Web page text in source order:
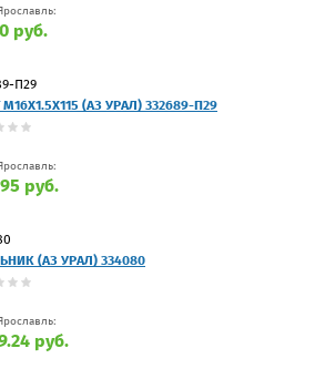
руб.
П29
(АЗ УРАЛ) 332689-П29
руб.
(АЗ УРАЛ) 334080
руб.